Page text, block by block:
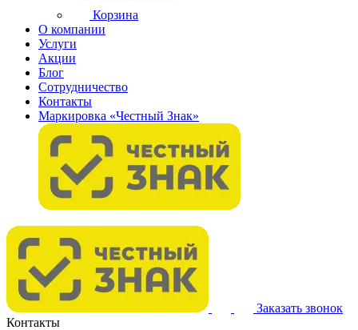
Корзина
О компании
Услуги
Акции
Блог
Сотрудничество
Контакты
Маркировка «Честный Знак»
Заказать звонок
Контакты